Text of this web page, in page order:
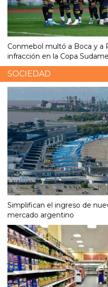
Conmebol multó a Boca y a
infracción en la Copa
SOCIEDAD
Simplifican el ingreso de
mercado argentino